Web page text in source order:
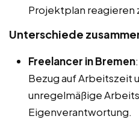
Projektplan reagieren
Unterschiede
Freelancer in Bremen
Bezug auf Arbeitszeit
unregelmäßige
Eigenverantwortung.